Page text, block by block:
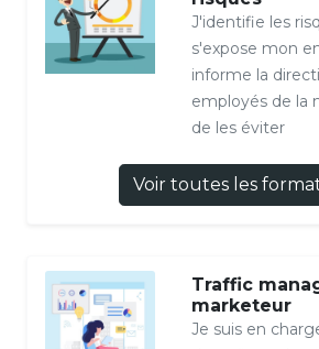
J'identifie les
s'expose mon
informe la
employés de la
de les éviter
Voir toutes les
Traffic
marketeur
Je suis en